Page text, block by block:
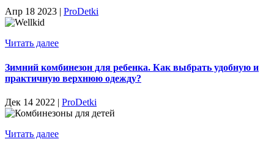
Апр 18 2023 | ProDetki
Читать далее
Зимний комбинезон для ребенка. Как выбрать удобную и
практичную верхнюю одежду?
Дек 14 2022 | ProDetki
Читать далее